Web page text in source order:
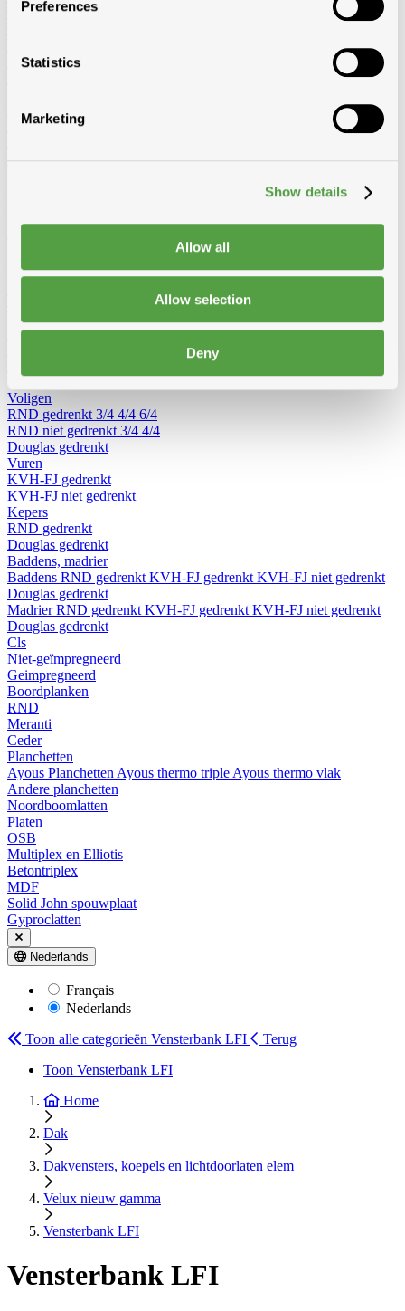
Preferences
Statistics
Marketing
Show details
Allow all
Allow selection
Deny
GereedschapBeltracy DistripaintsFribel
Kledij en schoenen
delig omvormbaar
Enkele trapladders
RolsteigerVouwsteiger
Accessoires voor
Werfradios
Van constructiehout zoals kepers, voligen en pannelatten tot
Modde vind je een ruim aanbod houtproducten voor elke
toepassing.
Pannelatten
Stoflatten
Voligen
RND gedrenkt 3/4 4/4 6/4
RND niet gedrenkt 3/4 4/4
Douglas gedrenkt
Vuren
KVH-FJ gedrenkt
KVH-FJ niet gedrenkt
Kepers
RND gedrenkt
Douglas gedrenkt
Baddens, madrier
Baddens RND gedrenkt KVH-FJ gedrenkt KVH-FJ niet gedrenkt
Douglas gedrenkt
MadrierRND gedrenkt KVH-FJ gedrenkt KVH-FJ niet gedrenkt
Douglas gedrenkt
Cls
Niet-geïmpregneerd
Geimpregneerd
Boordplanken
RND
Meranti
Ceder
Planchetten
Ayous Planchetten Ayous thermo triple Ayous thermo vlak
Andere planchetten
Noordboomlatten
Platen
OSB
Multiplex en Elliotis
Betontriplex
MDF
Solid John spouwplaat
Gyproclatten
Nederlands
Français
Nederlands
Toon alle categorieën Vensterbank LFI
Terug
Toon Vensterbank LFI
Home
Dak
Dakvensters, koepels en lichtdoorlaten elem
Velux nieuw gamma
Vensterbank LFI
Vensterbank LFI